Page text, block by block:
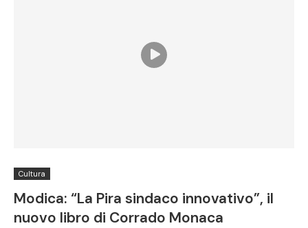
Cultura
Modica: “La Pira sindaco innovativo”, il
nuovo libro di Corrado Monaca